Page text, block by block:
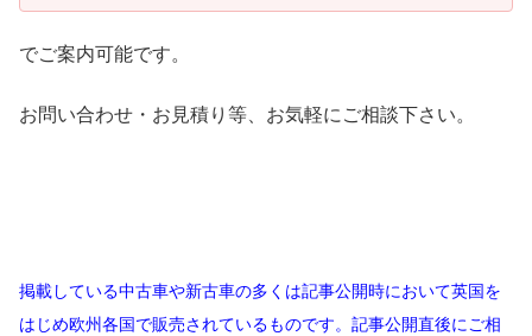
でご案内可能です。
お問い合わせ・お見積り等、お気軽にご相談下さい。
掲載している中古車や新古車の多くは記事公開時において英国を
はじめ欧州各国で販売されているものです。記事公開直後にご相